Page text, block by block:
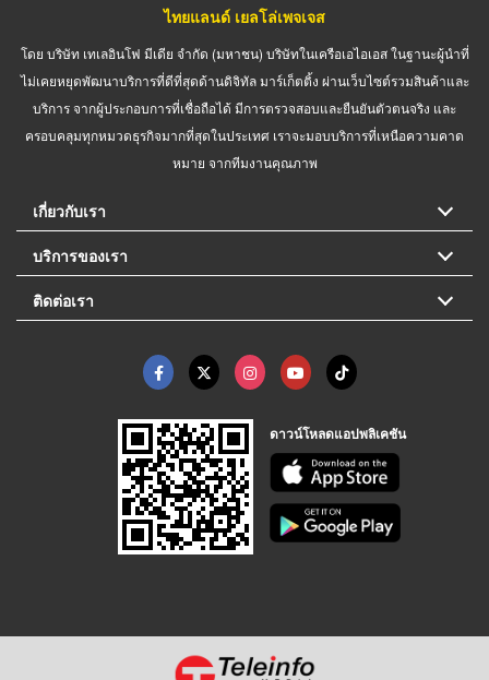
ไทยแลนด์ เยลโล่เพจเจส
โดย บริษัท เทเลอินโฟ มีเดีย จำกัด (มหาชน) บริษัทในเครือเอไอเอส ในฐานะผู้นำที่
ไม่เคยหยุดพัฒนาบริการที่ดีที่สุดด้านดิจิทัล มาร์เก็ตติ้ง ผ่านเว็บไซต์รวมสินค้าและ
บริการ จากผู้ประกอบการที่เชื่อถือได้ มีการตรวจสอบและยืนยันตัวตนจริง และ
ครอบคลุมทุกหมวดธุรกิจมากที่สุดในประเทศ เราจะมอบบริการที่เหนือความคาด
หมาย จากทีมงานคุณภาพ
เกี่ยวกับเรา
บริการของเรา
ติดต่อเรา
ดาวน์โหลดแอปพลิเคชัน